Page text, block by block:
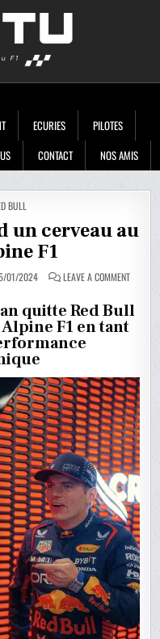
ECURIES
PILOTES
CONTACT NOS AMIS
BULL
un cerveau au
F1
01/2024 LEAVE A COMMENTON
RED
RACING
PERD
quitte Red Bull
F1 en tant